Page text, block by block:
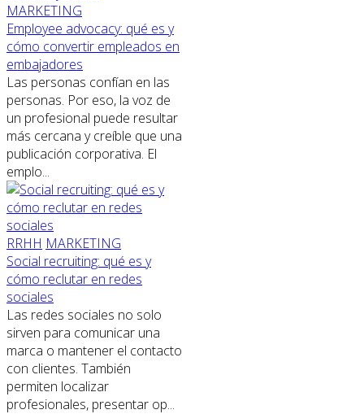
MARKETING
Employee advocacy: qué es y
cómo convertir empleados en
embajadores
Las personas confían en las
personas. Por eso, la voz de
un profesional puede resultar
más cercana y creíble que una
publicación corporativa. El
emplo...
RRHH MARKETING
Social recruiting: qué es y
cómo reclutar en redes
sociales
Las redes sociales no solo
sirven para comunicar una
marca o mantener el contacto
con clientes. También
permiten localizar
profesionales, presentar op...